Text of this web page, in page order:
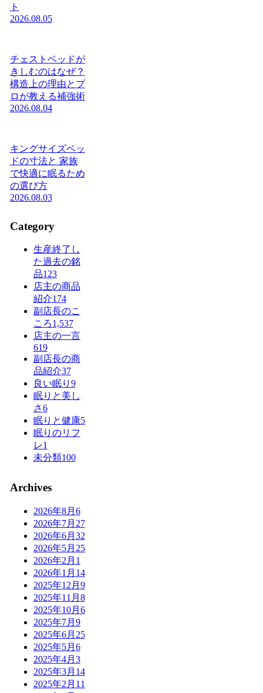
ト
2026.08.05
チェストベッドが
きしむのはなぜ？
構造上の理由とプ
ロが教える補強術
2026.08.04
キングサイズベッ
ドの寸法と 家族
で快適に眠るため
の選び方
2026.08.03
Category
生産終了し
た過去の銘
品123
店主の商品
紹介174
副店長のこ
ころ1,537
店主の一言
619
副店長の商
品紹介37
良い眠り 9
眠りと美し
さ6
眠りと健康5
眠りのリフ
レ1
未分類100
Archives
2026年8月 6
2026年7月 27
2026年6月 32
2026年5月 25
2026年2月 1
2026年1月 14
2025年12月 9
2025年11月 8
2025年10月 6
2025年7月 9
2025年6月 25
2025年5月 6
2025年4月 3
2025年3月 14
2025年2月 11